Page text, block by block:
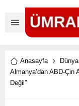
Anasayfa
Dünya
Almanya’dan ABD-Çin
Değil”